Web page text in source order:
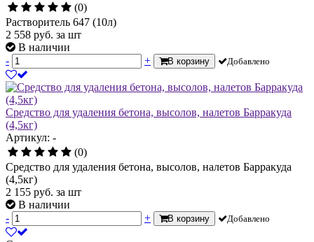
(0)
Растворитель 647 (10л)
2 558 руб. за шт
В наличии
-
+ В корзину Добавлено
Средство для удаления бетона, высолов, налетов Барракуда
(4,5кг)
Артикул: -
(0)
Средство для удаления бетона, высолов, налетов Барракуда
(4,5кг)
2 155 руб. за шт
В наличии
-
+ В корзину Добавлено